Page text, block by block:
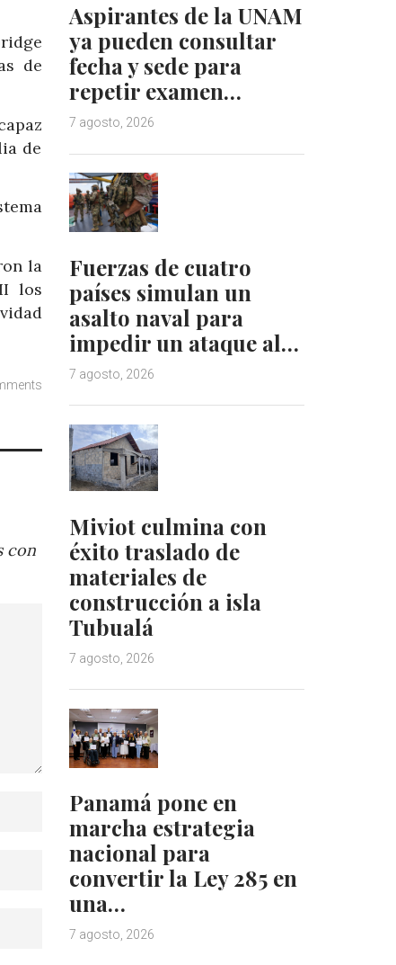
de
de
la
los
con
Aspirantes de la UNAM
ya pueden consultar
fecha y sede para
repetir examen…
7 agosto, 2026
Fuerzas de cuatro
países simulan un
asalto naval para
impedir un ataque al…
7 agosto, 2026
Miviot culmina con
éxito traslado de
materiales de
construcción a isla
Tubualá
7 agosto, 2026
Panamá pone en
marcha estrategia
nacional para
convertir la Ley 285 en
una…
7 agosto, 2026